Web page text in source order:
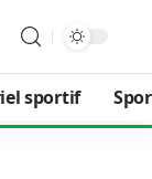
sportif